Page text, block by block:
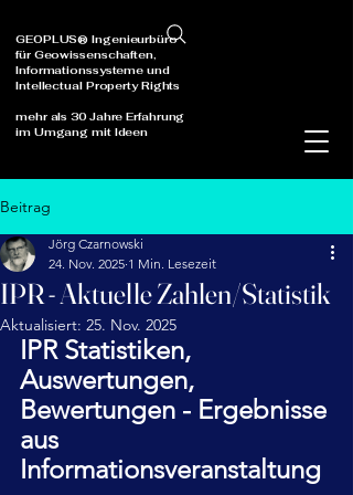
GEOPLUS® Ingenieurbüro
für Geowissenschaften,
Informationssysteme und
Intellectual Property Rights
mehr als 30 Jahre Erfahrung
im Umgang mit Ideen
Beitrag
IPR - Aktuelle Zahlen/Statistik
Jörg Czarnowski
24. Nov. 2025 1 Min. Lesezeit
Aktualisiert: 25. Nov. 2025
IPR Statistiken,
Auswertungen,
Bewertungen - Ergebnisse
aus
Informationsveranstaltung